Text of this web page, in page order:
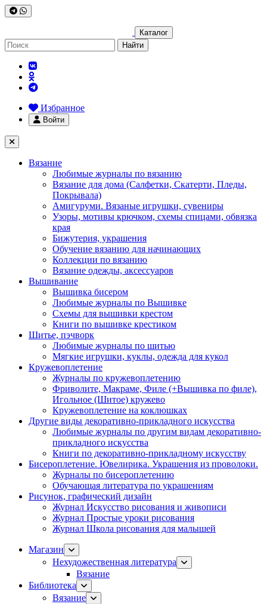
Каталог
Найти
Избранное
Войти
Вязание
Любимые журналы по вязанию
Вязание для дома (Салфетки, Скатерти, Пледы,
Покрывала)
Амигуруми. Вязаные игрушки, сувениры
Узоры, мотивы крючком, схемы спицами, обвязка
края
Бижутерия, украшения
Обучение вязанию для начинающих
Коллекции по вязанию
Вязание одежды, аксессуаров
Вышивание
Вышивка бисером
Любимые журналы по Вышивке
Схемы для вышивки крестом
Книги по вышивке крестиком
Шитье, пэчворк
Любимые журналы по шитью
Мягкие игрушки, куклы, одежда для кукол
Кружевоплетение
Журналы по кружевоплетению
Фриволите, Макраме, Филе (+Вышивка по филе),
Игольное (Шитое) кружево
Кружевоплетение на коклюшках
Другие виды декоративно-прикладного искусства
Любимые журналы по другим видам декоративно-
прикладного искусства
Книги по декоративно-прикладному искусству
Бисероплетение. Ювелирика. Украшения из проволоки.
Журналы по бисероплетению
Обучающая литература по украшениям
Рисунок, графический дизайн
Журнал Искусство рисования и живописи
Журнал Простые уроки рисования
Журнал Школа рисования для малышей
Магазин
Нехудожественная литература
Вязание
Библиотека
Вязание